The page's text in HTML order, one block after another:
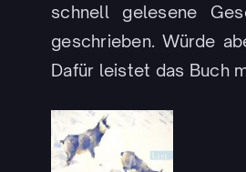
schnell gelesene
geschrieben. Würde
Dafür leistet das Buch